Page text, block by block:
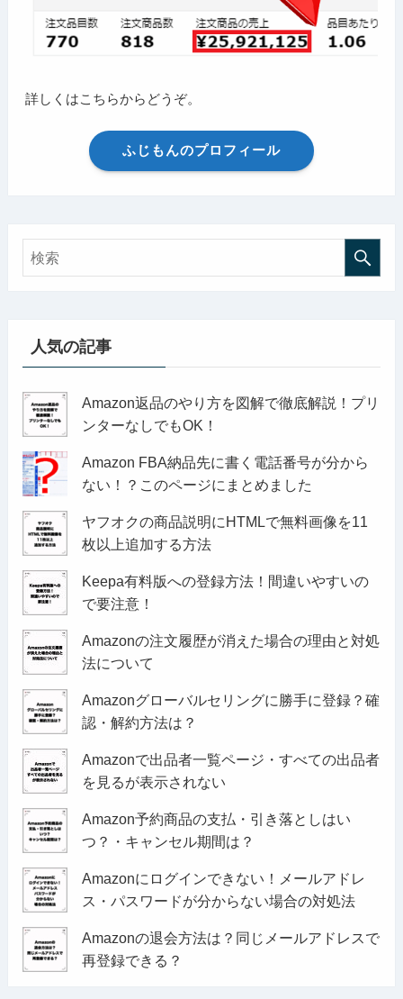
詳しくはこちらからどうぞ。
ふじもんのプロフィール
人気の記事
Amazon返品のやり方を図解で徹底解説！プリ
ンターなしでもOK！
Amazon FBA納品先に書く電話番号が分から
ない！？このページにまとめました
ヤフオクの商品説明にHTMLで無料画像を11
枚以上追加する方法
Keepa有料版への登録方法！間違いやすいの
で要注意！
Amazonの注文履歴が消えた場合の理由と対処
法について
Amazonグローバルセリングに勝手に登録？確
認・解約方法は？
Amazonで出品者一覧ページ・すべての出品者
を見るが表示されない
Amazon予約商品の支払・引き落としはい
つ？・キャンセル期間は？
Amazonにログインできない！メールアドレ
ス・パスワードが分からない場合の対処法
Amazonの退会方法は？同じメールアドレスで
再登録できる？